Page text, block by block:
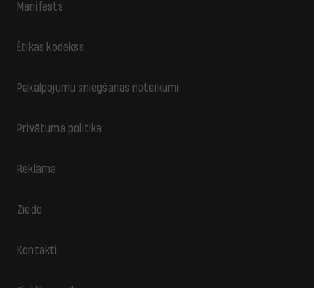
Manifests
Ētikas kodekss
Pakalpojumu sniegšanas noteikumi
Privātuma politika
Reklāma
Ziedo
Kontakti